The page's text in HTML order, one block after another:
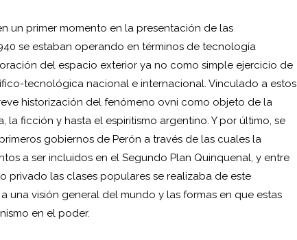
un primer momento en la presentación de las
se estaban operando en términos de tecnología
del espacio exterior ya no como simple ejercicio de
tecnológica nacional e internacional. Vinculado a estos
historización del fenómeno ovni como objeto de la
ficción y hasta el espiritismo argentino. Y por último, se
gobiernos de Perón a través de las cuales la
a ser incluidos en el Segundo Plan Quinquenal, y entre
privado las clases populares se realizaba de este
una visión general del mundo y las formas en que estas
en el poder.